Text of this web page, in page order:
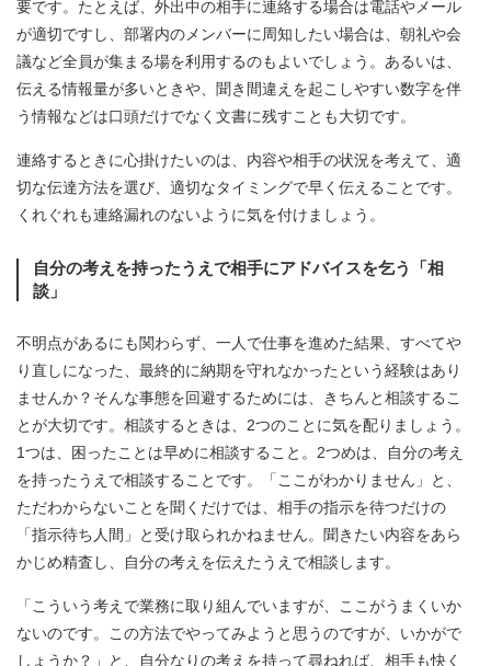
要です。たとえば、外出中の相手に連絡する場合は電話やメール
が適切ですし、部署内のメンバーに周知したい場合は、朝礼や会
議など全員が集まる場を利用するのもよいでしょう。あるいは、
伝える情報量が多いときや、聞き間違えを起こしやすい数字を伴
う情報などは口頭だけでなく文書に残すことも大切です。
連絡するときに心掛けたいのは、内容や相手の状況を考えて、適
切な伝達方法を選び、適切なタイミングで早く伝えることです。
くれぐれも連絡漏れのないように気を付けましょう。
自分の考えを持ったうえで相手にアドバイスを乞う「相
談」
不明点があるにも関わらず、一人で仕事を進めた結果、すべてや
り直しになった、最終的に納期を守れなかったという経験はあり
ませんか？そんな事態を回避するためには、きちんと相談するこ
とが大切です。相談するときは、2つのことに気を配りましょう。
1つは、困ったことは早めに相談すること。2つめは、自分の考え
を持ったうえで相談することです。「ここがわかりません」と、
ただわからないことを聞くだけでは、相手の指示を待つだけの
「指示待ち人間」と受け取られかねません。聞きたい内容をあら
かじめ精査し、自分の考えを伝えたうえで相談します。
「こういう考えで業務に取り組んでいますが、ここがうまくいか
ないのです。この方法でやってみようと思うのですが、いかがで
しょうか？」と、自分なりの考えを持って尋ねれば、相手も快く